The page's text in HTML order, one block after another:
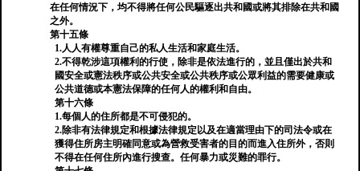
在任何情況下，均不得將任何公民驅逐出共和國或將其排除在共和國
之外。
第十五條
1.人人有權尊重自己的私人生活和家庭生活。
2.不得乾涉這項權利的行使，除非是依法進行的，並且僅出於共和
國安全或憲法秩序或公共安全或公共秩序或公眾利益的需要健康或
公共道德或本憲法保障的任何人的權利和自由。
第十六條
1.每個人的住所都是不可侵犯的。
2.除非有法律規定和根據法律規定以及在適當理由下的司法令或在
獲得住所房主明確同意或為營救受害者的目的而進入住所外，否則
不得在任何住所內進行搜查。任何暴力或災難的罪行。